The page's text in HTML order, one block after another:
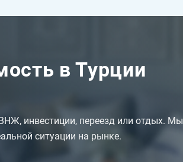
в Турции
инвестиции, переезд или отдых. Мы
ситуации на рынке.